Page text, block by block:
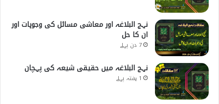
نہج البلاغہ اور معاشی مسائل کی وجوہات اور
ان کا حل
7 دن پہلے
نہج البلاغہ میں حقیقی شیعہ کی پہچان
1 ہفتہ پہلے